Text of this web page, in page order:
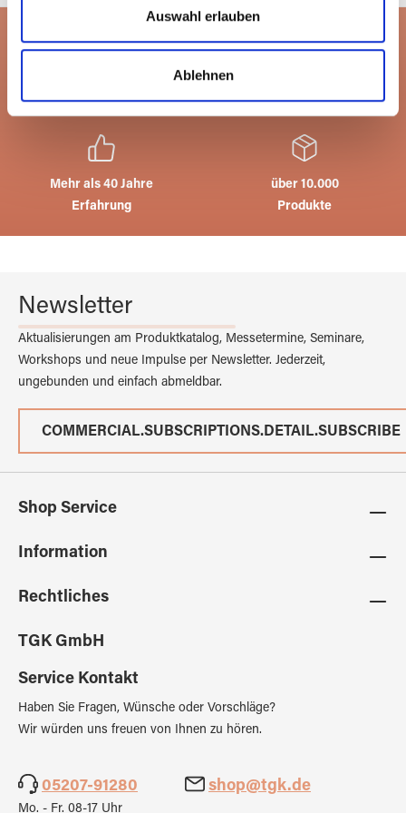
zu können und die Zugriffe auf unsere Website zu
Verwendung unserer Website an unsere Partner für
soziale Medien, Werbung und Analysen weiter. Unsere
Partner führen diese Informationen möglicherweise mit
haben oder die sie im Rahmen Ihrer Nutzung der Dienste
gesammelt haben.
Auswahl erlauben
Ablehnen
4.000qm Lagerfläche
mit Glas
Mehr als 40 Jahre
Erfahrung
über 10.000
Produkte
Newsletter
Aktualisierungen am Produktkatalog, Messetermine, Seminare,
Workshops und neue Impulse per Newsletter. Jederzeit,
ungebunden und einfach abmeldbar.
COMMERCIAL.SUBSCRIPTIONS.DETAIL.SUBSCRIBE
Shop Service
Information
Rechtliches
TGK GmbH
Service Kontakt
Haben Sie Fragen, Wünsche oder Vorschläge?
Wir würden uns freuen von Ihnen zu hören.
05207-91280 shop@tgk.de
Mo. - Fr. 08-17 Uhr